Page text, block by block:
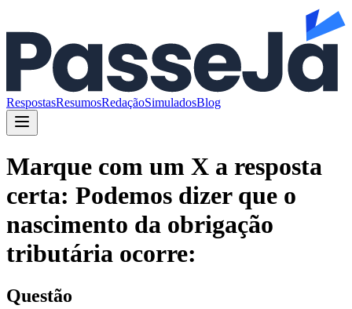
RespostasResumosRedaçãoSimuladosBlog
Marque com um X a resposta
certa: Podemos dizer que o
nascimento da obrigação
tributária ocorre:
Questão